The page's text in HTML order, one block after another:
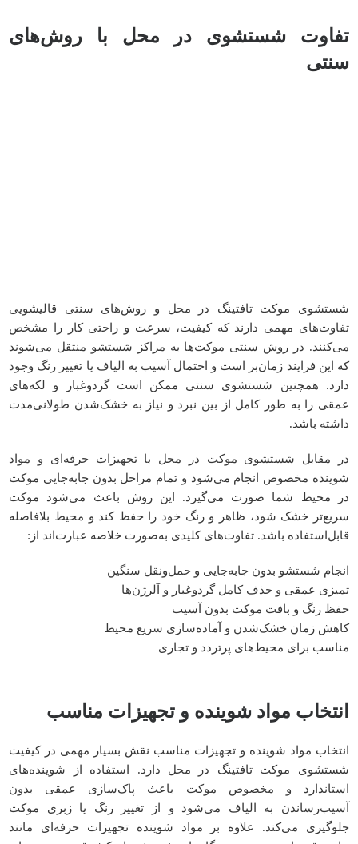
تفاوت شستشوی در محل با روش‌های
سنتی
شستشوی موکت تافتینگ در محل و روش‌های سنتی قالیشویی
تفاوت‌های مهمی دارند که کیفیت، سرعت و راحتی کار را مشخص
می‌کنند. در روش سنتی موکت‌ها به مراکز شستشو منتقل می‌شوند
که این فرایند زمان‌بر است و احتمال آسیب به الیاف یا تغییر رنگ وجود
دارد. همچنین شستشوی سنتی ممکن است گردوغبار و لکه‌های
عمقی را به طور کامل از بین نبرد و نیاز به خشک‌شدن طولانی‌مدت
داشته باشد.
در مقابل شستشوی موکت در محل با تجهیزات حرفه‌ای و مواد
شوینده مخصوص انجام می‌شود و تمام مراحل بدون جابه‌جایی موکت
در محیط شما صورت می‌گیرد. این روش باعث می‌شود موکت
سریع‌تر خشک شود، ظاهر و رنگ خود را حفظ کند و محیط بلافاصله
قابل‌استفاده باشد. تفاوت‌های کلیدی به‌صورت خلاصه عبارت‌اند از:
انجام شستشو بدون جابه‌جایی و حمل‌ونقل سنگین
تمیزی عمقی و حذف کامل گردوغبار و آلرژن‌ها
حفظ رنگ و بافت موکت بدون آسیب
کاهش زمان خشک‌شدن و آماده‌سازی سریع محیط
مناسب برای محیط‌های پرتردد و تجاری
انتخاب مواد شوینده و تجهیزات مناسب
انتخاب مواد شوینده و تجهیزات مناسب نقش بسیار مهمی در کیفیت
شستشوی موکت تافتینگ در محل دارد. استفاده از شوینده‌های
استاندارد و مخصوص موکت باعث پاک‌سازی عمقی بدون
آسیب‌رساندن به الیاف می‌شود و از تغییر رنگ یا زبری موکت
جلوگیری می‌کند. علاوه بر مواد شوینده تجهیزات حرفه‌ای مانند